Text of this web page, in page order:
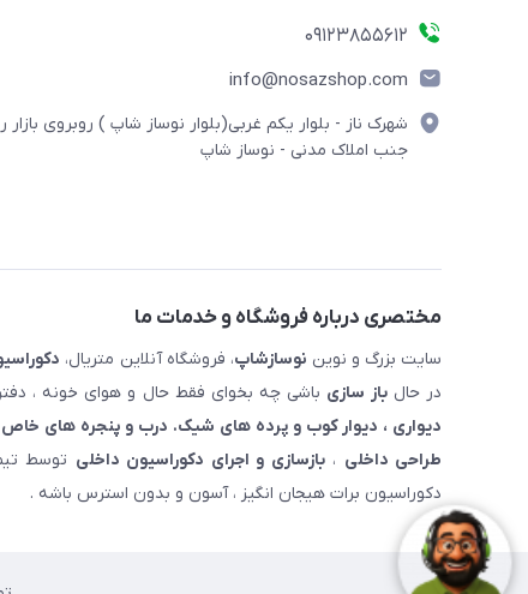
09123855612
info@nosazshop.com
شهرک ناز - بلوار یکم غربی(بلوار نوساز شاپ ) روبروی بازار
جنب املاک مدنی - نوساز شاپ
مختصری درباره فروشگاه و خدمات ما
سایت بزرگ و نوین نوسازشاپ، فروشگاه آنلاین متریال،
در حالباز سازی باشی چه بخوای فقط حال و هوای خونه ،
دیواری ، دیوار کوب و پرده های شیک. درب و پنجره های خاص
طراحی داخلی ،بازسازی و اجرای دکوراسیون داخلی توسط
دکوراسیون برات هیجان انگیز ، آسون و بدون استرس باشه .